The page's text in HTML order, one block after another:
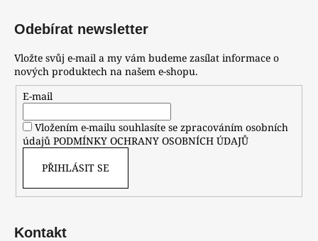
Odebírat newsletter
Vložte svůj e-mail a my vám budeme zasílat informace o
nových produktech na našem e-shopu.
E-mail
Vložením e-mailu souhlasíte se zpracováním osobních
údajů PODMÍNKY OCHRANY OSOBNÍCH ÚDAJŮ
PŘIHLÁSIT SE
Kontakt